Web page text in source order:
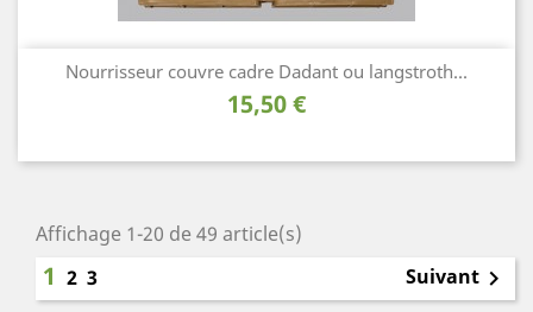
Nourrisseur couvre cadre Dadant ou langstroth...
Prix
15,50 €
Affichage 1-20 de 49 article(s)
1 2 3 Suivant 